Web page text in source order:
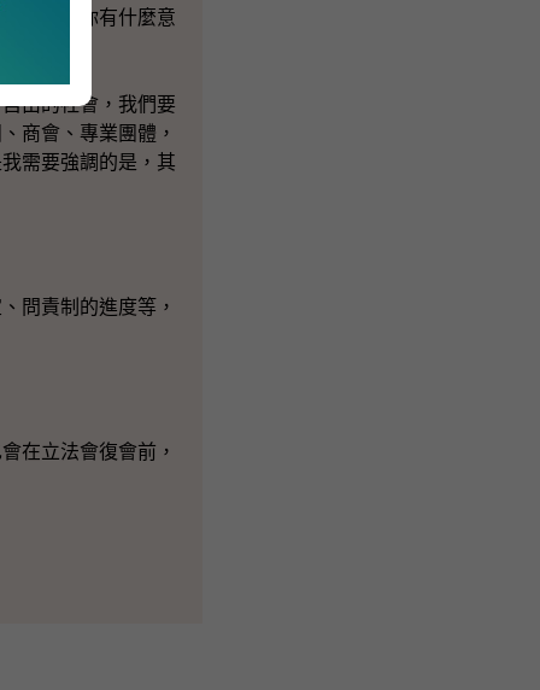
，就此你有什麼意
由的社會，我們要
商會、專業團體，
需要強調的是，其
問責制的進度等，
在立法會復會前，